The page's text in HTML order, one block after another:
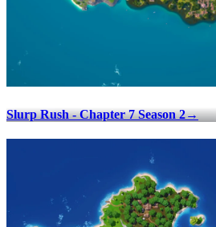
Slurp Rush - Chapter 7 Season 2→